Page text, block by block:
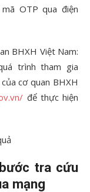
OTP qua điện
BHXH Việt Nam:
trình tham gia
cơ quan BHXH
để thực hiện
tra cứu
mạng